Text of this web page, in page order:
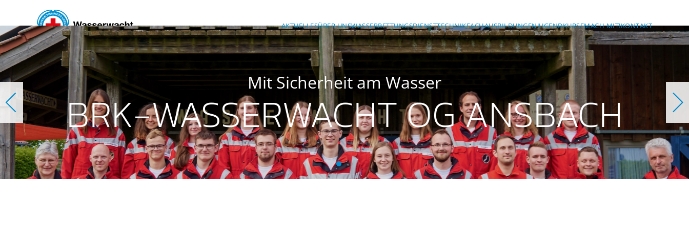
Skip to main content AKTUELLESÜBER UNSWASSERRETTUNGSDIENSTTECHNIKFACHAUSBILDUNGENJUGENDKURSEMACH MIT!KONTAKT
Mit Sicherheit am Wasser
BRK-WASSERWACHT OG ANSBACH
BRK-Wasserwacht OG Ansbach
BRK-Wasserwacht OG Ansbach